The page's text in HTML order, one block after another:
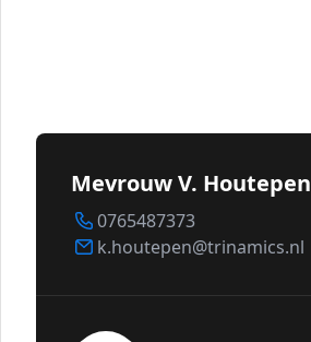
Mevrouw V. Houtepen
0765487373
k.houtepen@trinamics.nl